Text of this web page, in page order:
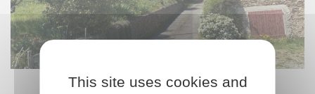
This site uses cookies and